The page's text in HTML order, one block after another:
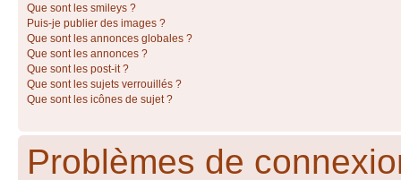
Que sont les smileys ?
Puis-je publier des images ?
Que sont les annonces globales ?
Que sont les annonces ?
Que sont les post-it ?
Que sont les sujets verrouillés ?
Que sont les icônes de sujet ?
Problèmes de